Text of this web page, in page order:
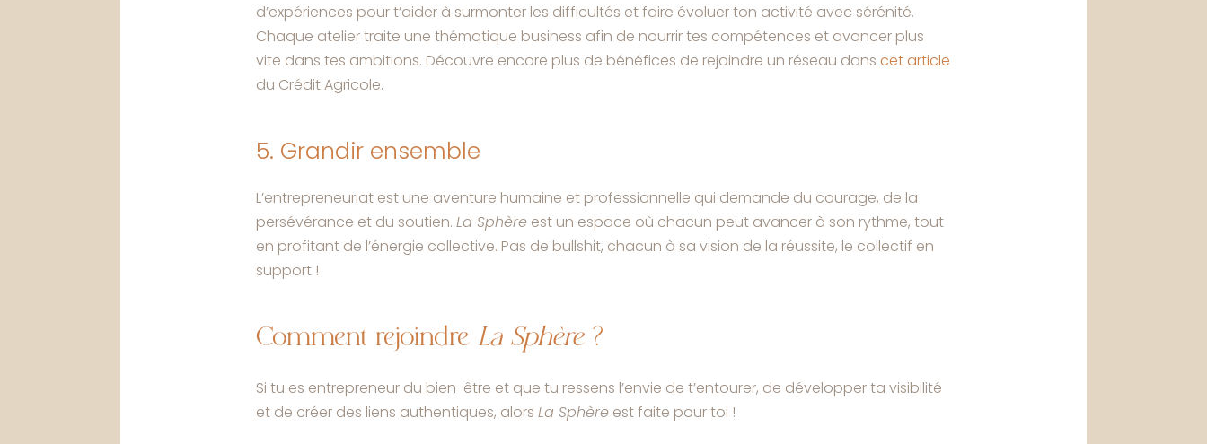
d’expériences pour t’aider à surmonter les difficultés et faire évoluer ton activité avec sérénité.
Chaque atelier traite une thématique business afin de nourrir tes compétences et avancer plus
vite dans tes ambitions. Découvre encore plus de bénéfices de rejoindre un réseau dans cet article
du Crédit Agricole.
5. Grandir ensemble
L’entrepreneuriat est une aventure humaine et professionnelle qui demande du courage, de la
persévérance et du soutien. La Sphèreest un espace où chacun peut avancer à son rythme, tout
en profitant de l’énergie collective. Pas de bullshit, chacun à sa vision de la réussite, le collectif en
support !
Comment rejoindre La Sphère?
Si tu es entrepreneur du bien-être et que tu ressens l’envie de t’entourer, de développer ta visibilité
et de créer des liens authentiques, alors La Sphèreest faite pour toi !